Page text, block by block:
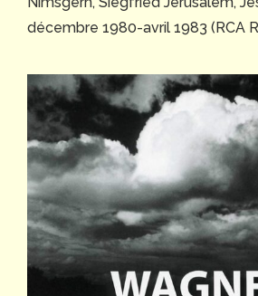
décembre 1980-avril 1983 (RCA